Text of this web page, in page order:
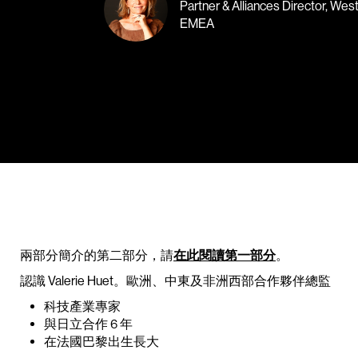
Partner & Alliances Director,
EMEA
兩部分簡介的第二部分，請在此閱讀第一部分。
認識 Valerie Huet。歐洲、中東及非洲西部合作夥伴總監
科技產業專家
與日立合作 6 年
在法國巴黎出生長大